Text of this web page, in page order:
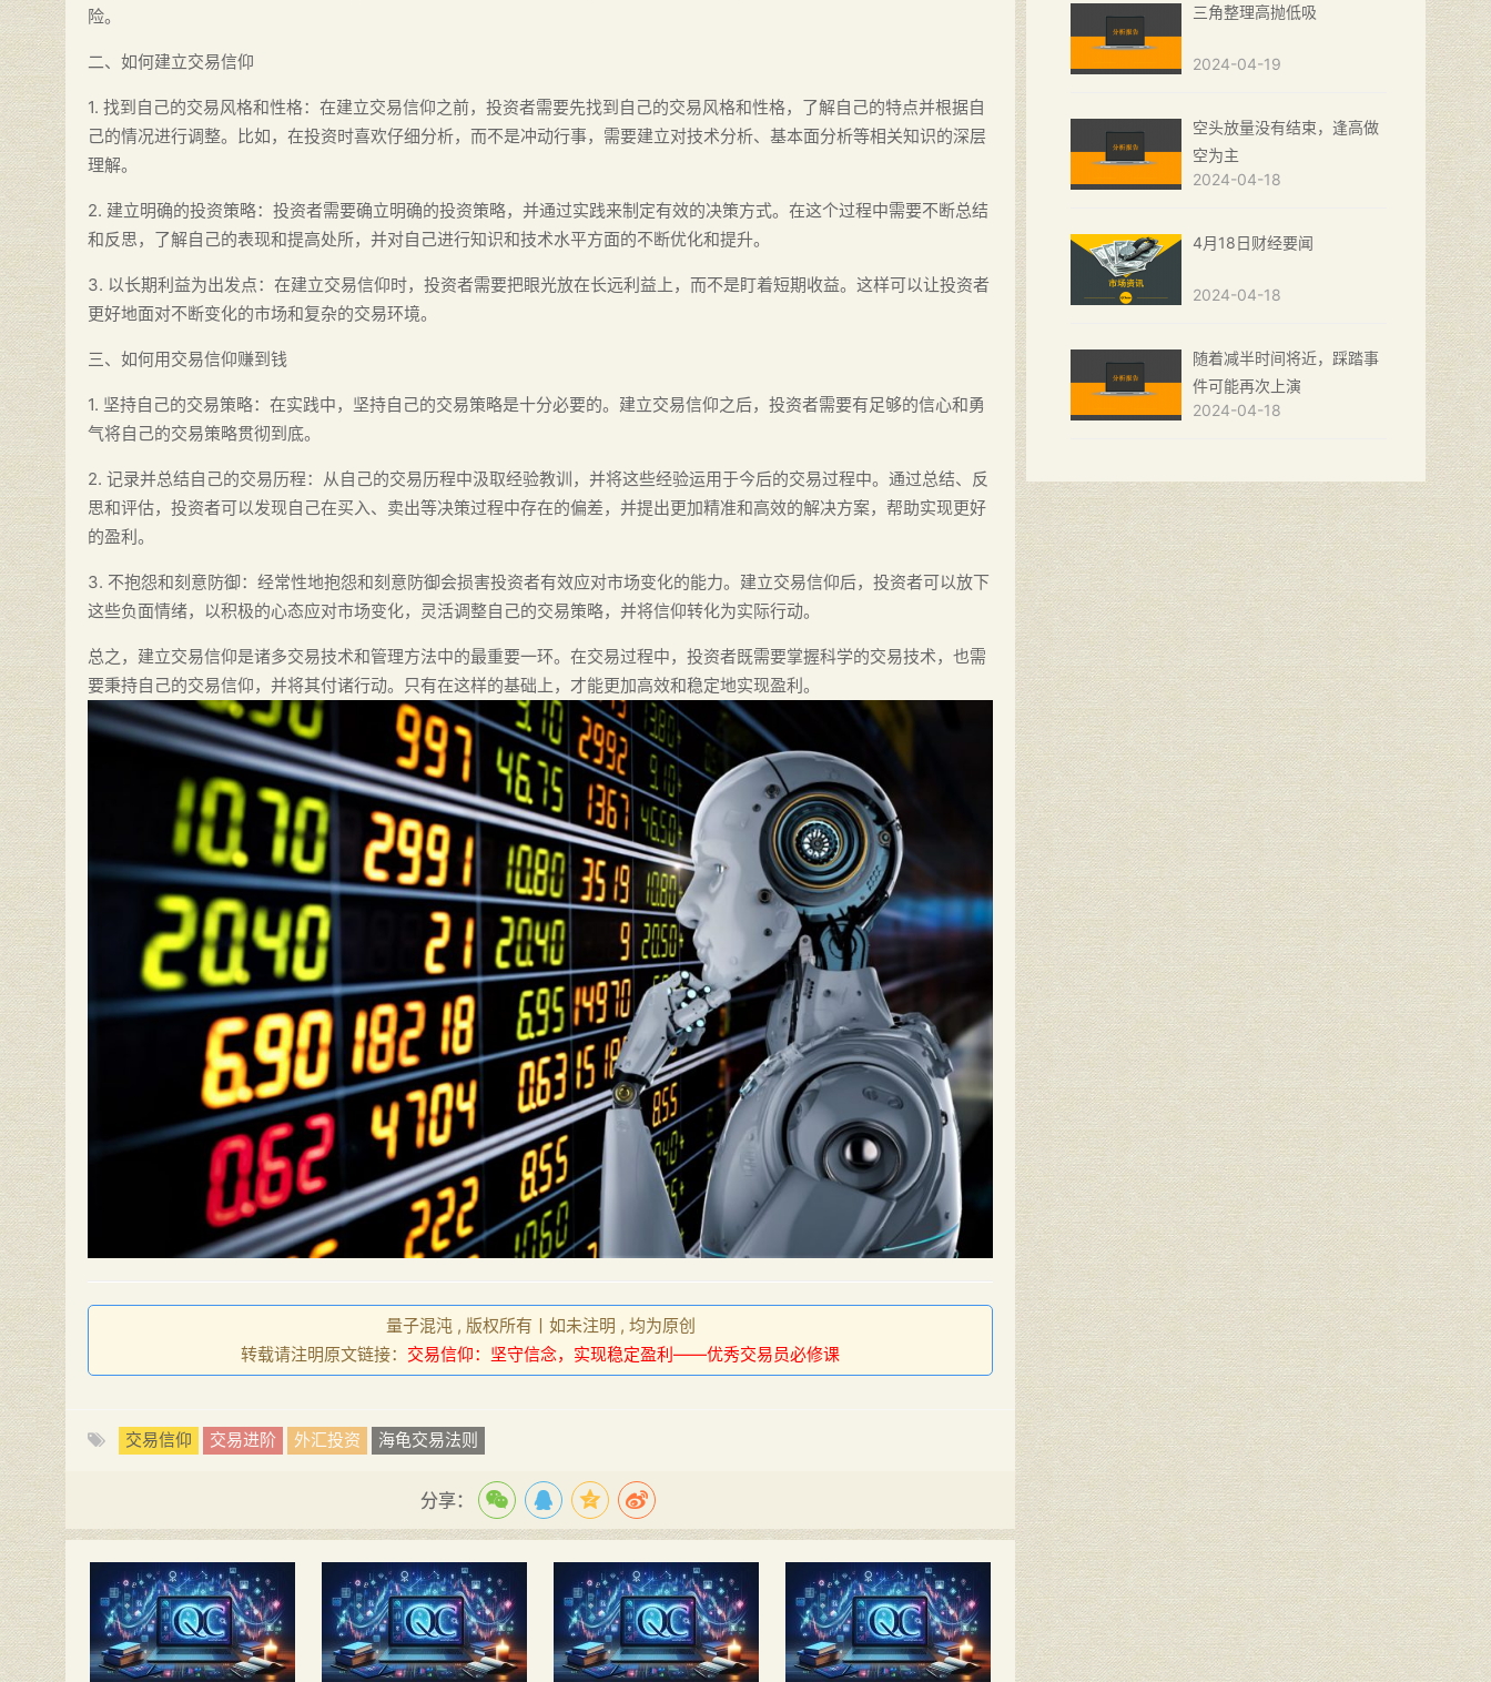
险。
二、如何建立交易信仰
1. 找到自己的交易风格和性格：在建立交易信仰之前，投资者需要先找到自己的交易风格和性格，了解自己的特点并根据自
己的情况进行调整。比如，在投资时喜欢仔细分析，而不是冲动行事，需要建立对技术分析、基本面分析等相关知识的深层
理解。
2. 建立明确的投资策略：投资者需要确立明确的投资策略，并通过实践来制定有效的决策方式。在这个过程中需要不断总结
和反思，了解自己的表现和提高处所，并对自己进行知识和技术水平方面的不断优化和提升。
3. 以长期利益为出发点：在建立交易信仰时，投资者需要把眼光放在长远利益上，而不是盯着短期收益。这样可以让投资者
更好地面对不断变化的市场和复杂的交易环境。
三、如何用交易信仰赚到钱
1. 坚持自己的交易策略：在实践中，坚持自己的交易策略是十分必要的。建立交易信仰之后，投资者需要有足够的信心和勇
气将自己的交易策略贯彻到底。
2. 记录并总结自己的交易历程：从自己的交易历程中汲取经验教训，并将这些经验运用于今后的交易过程中。通过总结、反
思和评估，投资者可以发现自己在买入、卖出等决策过程中存在的偏差，并提出更加精准和高效的解决方案，帮助实现更好
的盈利。
3. 不抱怨和刻意防御：经常性地抱怨和刻意防御会损害投资者有效应对市场变化的能力。建立交易信仰后，投资者可以放下
这些负面情绪，以积极的心态应对市场变化，灵活调整自己的交易策略，并将信仰转化为实际行动。
总之，建立交易信仰是诸多交易技术和管理方法中的最重要一环。在交易过程中，投资者既需要掌握科学的交易技术，也需
要秉持自己的交易信仰，并将其付诸行动。只有在这样的基础上，才能更加高效和稳定地实现盈利。
量子混沌 , 版权所有丨如未注明 , 均为原创
转载请注明原文链接： 交易信仰：坚守信念，实现稳定盈利——优秀交易员必修课
交易信仰 交易进阶 外汇投资 海龟交易法则
分享：
三角整理高抛低吸
2024-04-19
空头放量没有结束，逢高做
空为主
2024-04-18
4月18日财经要闻
2024-04-18
随着减半时间将近，踩踏事
件可能再次上演
2024-04-18